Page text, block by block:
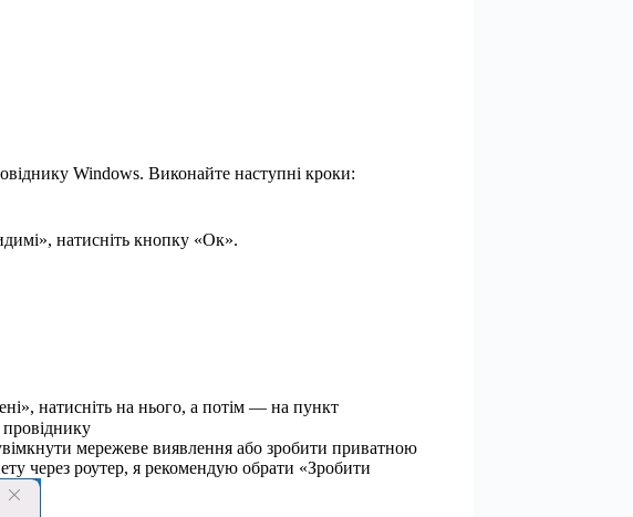
Windows. Виконайте наступні кроки:
натисніть кнопку «Ок».
натисніть на нього, а потім — на пункт
мережеве виявлення або зробити приватною
через роутер, я рекомендую обрати «Зробити